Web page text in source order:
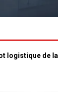
logistique de la